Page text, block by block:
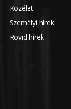
Közélet
Személyi hírek
Rövid hírek